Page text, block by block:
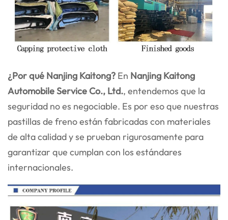
¿Por qué Nanjing Kaitong? En Nanjing Kaitong
Automobile Service Co., Ltd., entendemos que la
seguridad no es negociable. Es por eso que nuestras
pastillas de freno están fabricadas con materiales
de alta calidad y se prueban rigurosamente para
garantizar que cumplan con los estándares
internacionales.